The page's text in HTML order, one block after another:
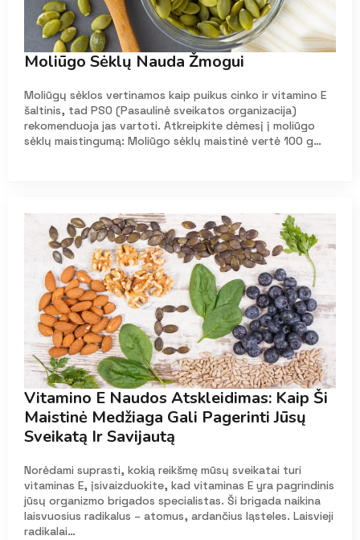
Moliūgo Sėklų Nauda Žmogui
Moliūgų sėklos vertinamos kaip puikus cinko ir vitamino E
šaltinis, tad PSO (Pasaulinė sveikatos organizacija)
rekomenduoja jas vartoti. Atkreipkite dėmesį į moliūgo
sėklų maistingumą: Moliūgo sėklų maistinė vertė 100 g…
Vitamino E Naudos Atskleidimas: Kaip Ši
Maistinė Medžiaga Gali Pagerinti Jūsų
Sveikatą Ir Savijautą
Norėdami suprasti, kokią reikšmę mūsų sveikatai turi
vitaminas E, įsivaizduokite, kad vitaminas E yra pagrindinis
jūsų organizmo brigados specialistas. Ši brigada naikina
laisvuosius radikalus – atomus, ardančius ląsteles. Laisvieji
radikalai…